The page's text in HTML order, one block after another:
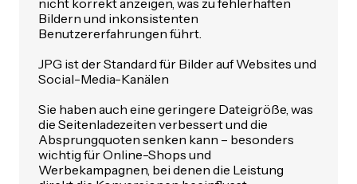
nicht korrekt anzeigen, was zu fehlerhaften
Bildern und inkonsistenten
Benutzererfahrungen führt.
JPG ist der Standard für Bilder auf Websites und
Social-Media-Kanälen
Sie haben auch eine geringere Dateigröße, was
die Seitenladezeiten verbessert und die
Absprungquoten senken kann – besonders
wichtig für Online-Shops und
Werbekampagnen, bei denen die Leistung